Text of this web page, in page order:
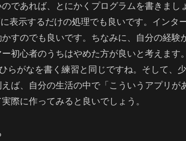
であれば、とにかくプログラムを書きまし
表示するだけの処理でも良いです。インタ
すのでも良いです。ちなみに、自分の経験
初心者のうちはやめた方が良いと考えます
らがなを書く練習と同じですね。そして、
ば、自分の生活の中で「こういうアプリが
際に作ってみると良いでしょう。